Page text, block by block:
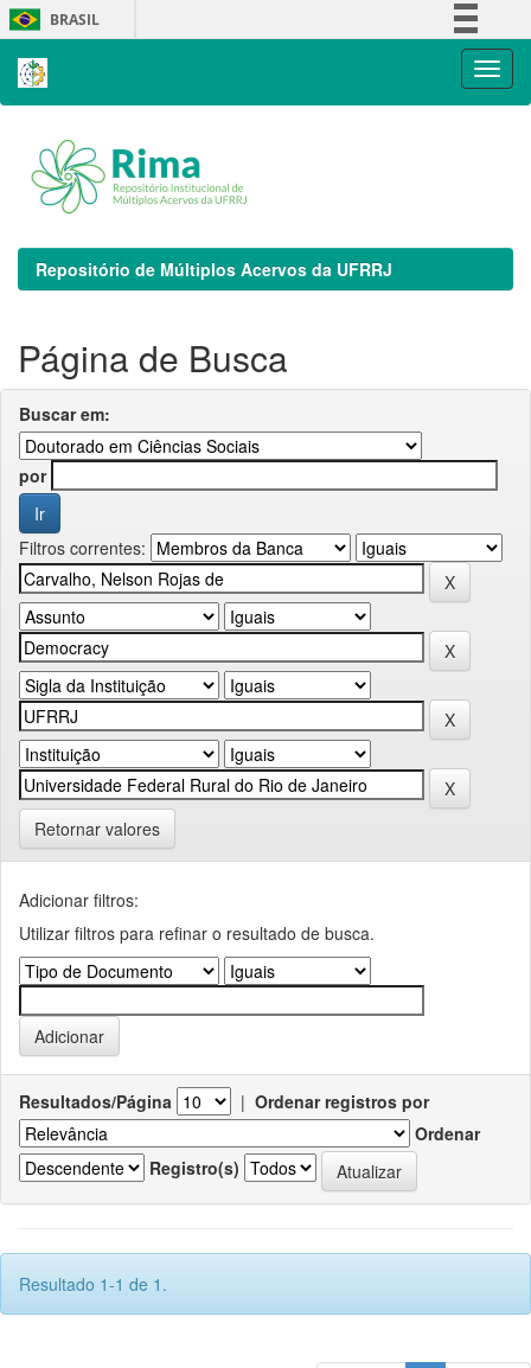
Skip
navigation
BRASIL
Repositório de Múltiplos Acervos da UFRRJ
Página de Busca
Buscar em:
por
Filtros correntes:
Retornar valores
Adicionar filtros:
Utilizar filtros para refinar o resultado de busca.
Resultados/Página | Ordenar registros por
Ordenar
Registro(s)
Resultado 1-1 de 1.